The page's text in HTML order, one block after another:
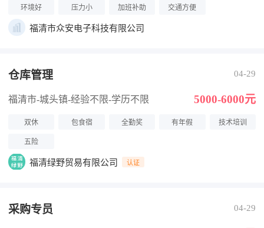
环境好 压力小 加班补助 交通方便
福清市众安电子科技有限公司
仓库管理 04-29
福清市-城头镇-经验不限-学历不限 5000-6000元
双休 包食宿 全勤奖 有年假 技术培训
五险
福清绿野贸易有限公司 认证
采购专员 04-29